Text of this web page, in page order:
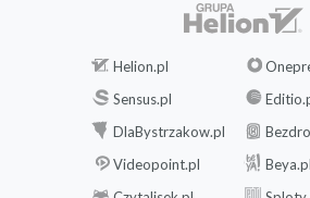
The NetStream
The Worlds Easiest
A Better Two-Way
Helion.pl
Sensus.pl
DlaBystrzakow.pl
Videopoint.pl
Beya.pl